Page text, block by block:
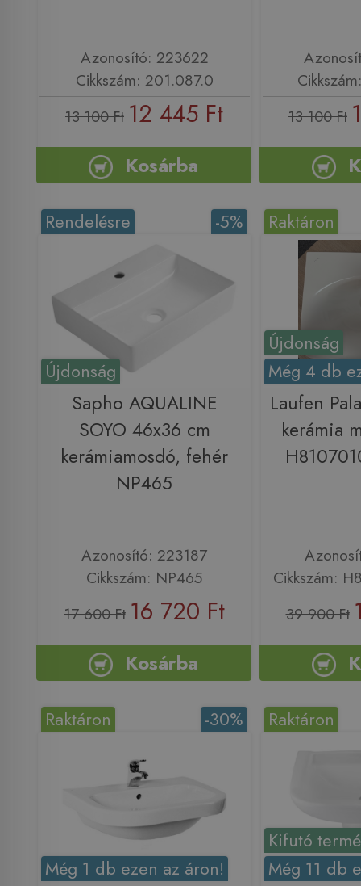
Azonosító: 223622
Cikkszám: 201.087.0
13 100 Ft 12 445 Ft
Kosárba
13 100 Ft
Újdonság
-5%
Rendelésre
Sapho AQUALINE
SOYO 46x36 cm
kerámiamosdó, fehér
NP465
Azonosító: 223187
Cikkszám: NP465
17 600 Ft 16 720 Ft
Kosárba
Újdonság
Még 4 db
Raktáron
Laufen
kerámia
Cikkszám:
39 900 Ft
-30%
Raktáron
Még 1 db ezen az áron!
Kifutó
Még 11 db
Raktáron